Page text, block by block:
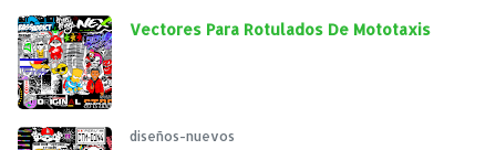
Vectores Para Rotulados De Mototaxis
diseños-nuevos